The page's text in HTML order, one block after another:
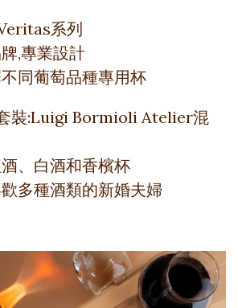
系列
,專業設計
同葡萄品種專用杯
裝:Luigi Bormioli Atelier混
、白酒和香檳杯
多種酒類的新婚夫婦